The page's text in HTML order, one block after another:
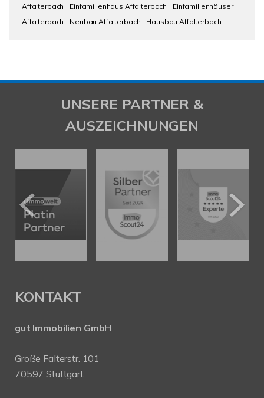
Affalterbach
Einfamilienhaus Affalterbach
Einfamilienhäuser
Affalterbach
Neubau Affalterbach Hausbau Affalterbach
UNSERE PARTNER &
AUSZEICHNUNGEN
KONTAKT
gut Immobilien GmbH
Große Falterstr. 101
70597 Stuttgart